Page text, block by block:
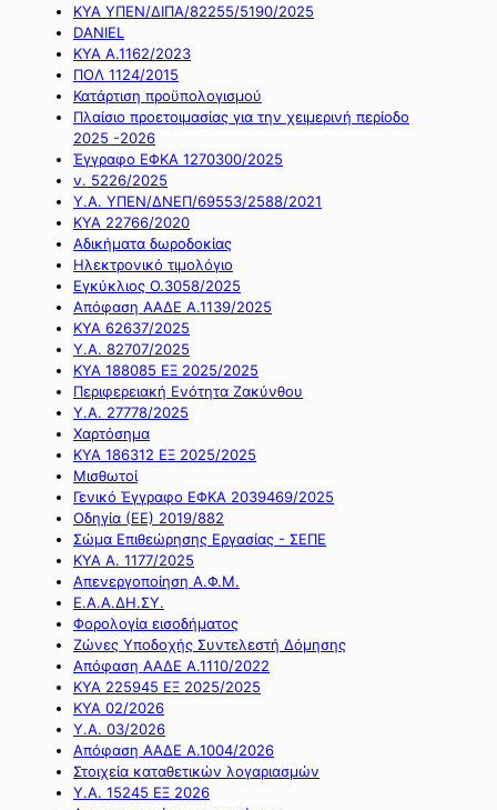
ΚΥΑ ΥΠΕΝ/ΔΙΠΑ/82255/5190/2025
DANIEL
ΚΥΑ Α.1162/2023
ΠΟΛ 1124/2015
Κατάρτιση προϋπολογισμού
Πλαίσιο προετοιμασίας για την χειμερινή περίοδο
2025 -2026
Έγγραφο ΕΦΚΑ 1270300/2025
ν. 5226/2025
Υ.Α. ΥΠΕΝ/ΔΝΕΠ/69553/2588/2021
ΚΥΑ 22766/2020
Αδικήματα δωροδοκίας
Ηλεκτρονικό τιμολόγιο
Εγκύκλιος Ο.3058/2025
Απόφαση ΑΑΔΕ Α.1139/2025
ΚΥΑ 62637/2025
Υ.Α. 82707/2025
ΚΥΑ 188085 ΕΞ 2025/2025
Περιφερειακή Ενότητα Ζακύνθου
Υ.Α. 27778/2025
Χαρτόσημα
ΚΥΑ 186312 ΕΞ 2025/2025
Μισθωτοί
Γενικό Έγγραφο ΕΦΚΑ 2039469/2025
Οδηγία (ΕΕ) 2019/882
Σώμα Επιθεώρησης Εργασίας - ΣΕΠΕ
ΚΥΑ Α. 1177/2025
Απενεργοποίηση Α.Φ.Μ.
Ε.Α.Α.ΔΗ.ΣΥ.
Φορολογία εισοδήματος
Ζώνες Υποδοχής Συντελεστή Δόμησης
Απόφαση ΑΑΔΕ Α.1110/2022
ΚΥΑ 225945 ΕΞ 2025/2025
ΚΥΑ 02/2026
Υ.Α. 03/2026
Απόφαση ΑΑΔΕ Α.1004/2026
Στοιχεία καταθετικών λογαριασμών
Υ.Α. 15245 ΕΞ 2026